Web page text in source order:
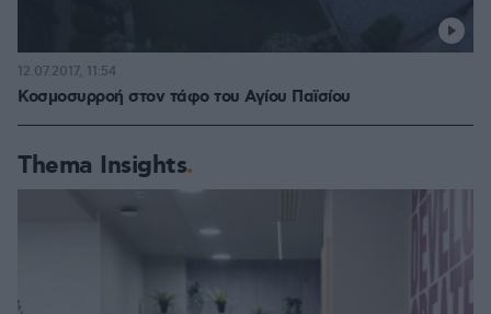
Κοσμοσυρροή στον τάφο του Αγίου Παϊσίου
12.07.2017, 11:54
Thema Insights